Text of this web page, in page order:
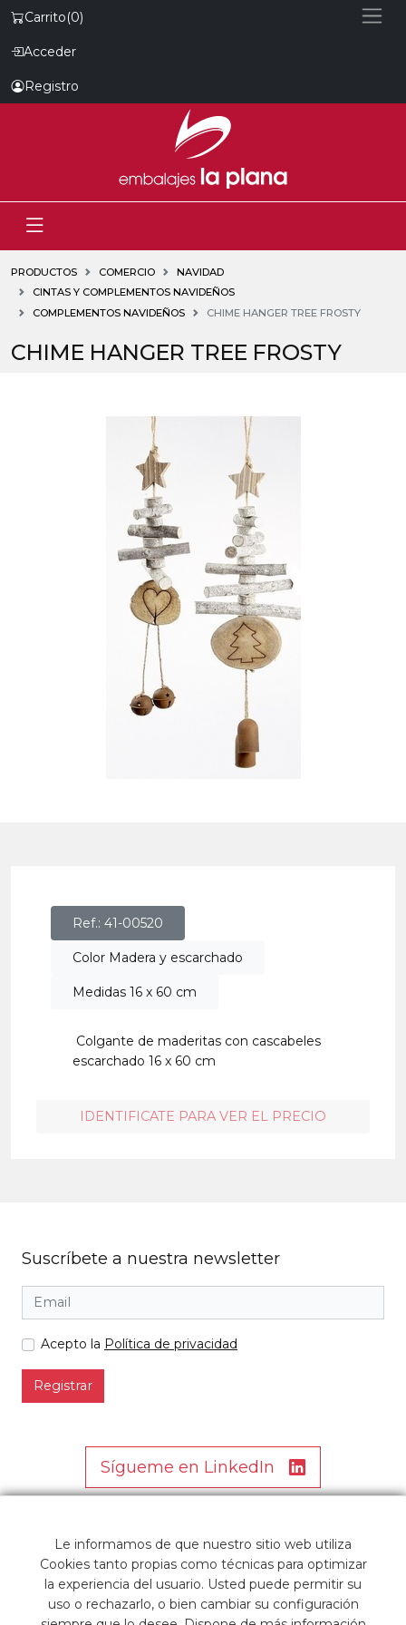
Carrito(0)
Acceder
Registro
PRODUCTOS COMERCIO
NAVIDAD
CINTAS Y COMPLEMENTOS NAVIDEÑOS
COMPLEMENTOS NAVIDEÑOS
CHIME HANGER TREE FROSTY
CHIME HANGER TREE FROSTY
Ref.: 41-00520
Color Madera y escarchado
Medidas 16 x 60 cm
Colgante de maderitas con cascabeles
escarchado 16 x 60 cm
IDENTIFICATE PARA VER EL PRECIO
Suscríbete a nuestra newsletter
Acepto la Política de privacidad
Registrar
Sígueme en LinkedIn
Le informamos de que nuestro sitio web utiliza
Cookies tanto propias como técnicas para optimizar
la experiencia del usuario. Usted puede permitir su
uso o rechazarlo, o bien cambiar su configuración